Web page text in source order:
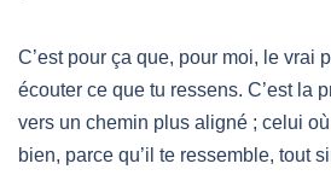
C’est pour ça que, pour moi, le vrai
écouter ce que tu ressens. C’est la
vers un chemin plus aligné ; celui
bien, parce qu’il te ressemble, tout